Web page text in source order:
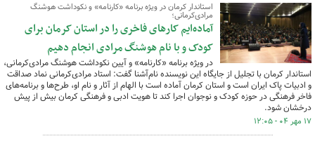
استاندار کرمان در ویژه برنامه «کارنامه» و نکوداشت هوشنگ
مرادی‌کرمانی؛
آماده‌ایم کارهای فاخری را در استان کرمان برای
کودک و با نام هوشنگ مرادی انجام دهیم
در ویژه برنامه «کارنامه» و آیین نکوداشت هوشنگ مرادی‌کرمانی،
استاندار کرمان با تجلیل از جایگاه این نویسنده نام‌آشنا گفت: استاد مرادی‌کرمانی نماد صداقت
و ادبیات پاک ایران است و استان کرمان آماده است با الهام از آثار و نام او، طرح‌ها و برنامه‌های
فاخر فرهنگی در حوزه کودک و نوجوان اجرا کند تا هویت ادبی و فرهنگی کرمان بیش از پیش
درخشان شود.
۱۷ مهر ۰۴ - ۱۲:۰۵